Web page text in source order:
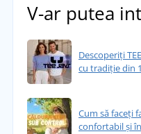
V-ar putea
Descoperiți
cu tradiție din
Cum să faceți
confortabil și